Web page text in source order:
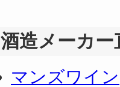
酒造メーカ
マンズワイン